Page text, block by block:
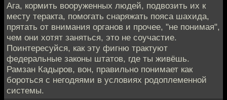
Ага, кормить вооруженных людей, подвозить их к
месту теракта, помогать снаряжать пояса шахида,
прятать от внимания органов и прочее, "не понимая",
чем они хотят заняться, это не соучастие.
Поинтересуйся, как эту фигню трактуют
федеральные законы штатов, где ты живёшь.
Рамзан Кадыров, вон, правильно понимает как
бороться с негодяями в условиях родоплеменной
системы.